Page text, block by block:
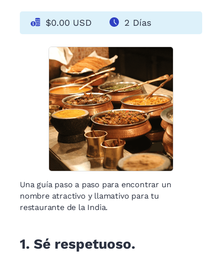
$0.00 USD 2 Días
Una guía paso a paso para encontrar un
nombre atractivo y llamativo para tu
restaurante de la India.
1. Sé respetuoso.